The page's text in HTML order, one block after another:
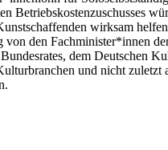
Betriebskostenzuschusses
wirksam
von den Fachminister*innen
dem Deutschen
und nicht zuletzt